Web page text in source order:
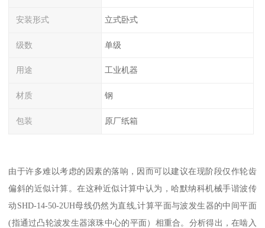
安装形式 立式卧式
级数 单级
用途 工业机器
材质 钢
包装 原厂纸箱
由于许多难以考虑的因素的落响，因而可以建议在现阶段仅作轮齿
偏斜的近似计算。在这种近似计算中认为，哈默纳科机械手谐波传
动SHD-14-50-2UH母线仍然为直线,计算平面与波发生器的中间平面
(指通过凸轮波发生器滚珠中心的平面）相重合。分析得出，在啮入